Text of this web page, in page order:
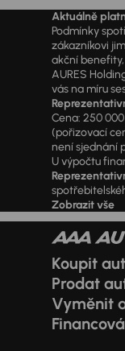
Aktuálně
Podmínky
zákazníkovi
akční
AURES
vás na míru
Cena: 250
(pořizovací
není sjednání
U výpočtu
Zobrazit vše
Koupit
Prodat
Vyměnit